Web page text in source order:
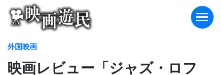
content
外国映画
映画レビュー「ジャズ・ロフ